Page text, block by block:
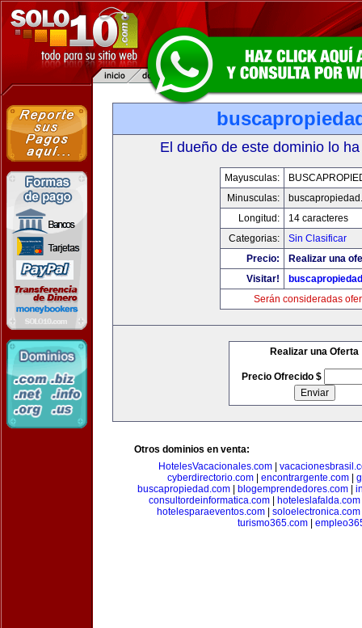
El dueño de este dominio lo
Mayusculas:
Minusculas:
Longitud:
14 caracteres
Categorias:
Sin Clasificar
Precio:
Realizar una
Visitar!
Serán consideradas
Realizar una Oferta
Precio Ofrecido $
Otros dominios en venta:
HotelesVacacionales.com|
cyberdirectorio.com| encontrargente.com|
buscapropiedad.com| blogemprendedores.com|
consultordeinformatica.com| hoteleslafalda.com
hotelesparaeventos.com
soloelectronica.com
turismo365.com